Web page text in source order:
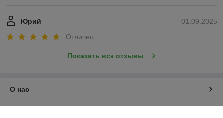
01.09.2025
Юрий
Отлично
Показать все отзывы
О нас